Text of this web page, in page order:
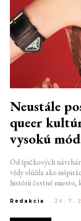
Neustále
queer
vysokú
Od špičkových
vždy slúžila ako
histórii čestné miesto,
postihom a
Redakcia - 26. 7.